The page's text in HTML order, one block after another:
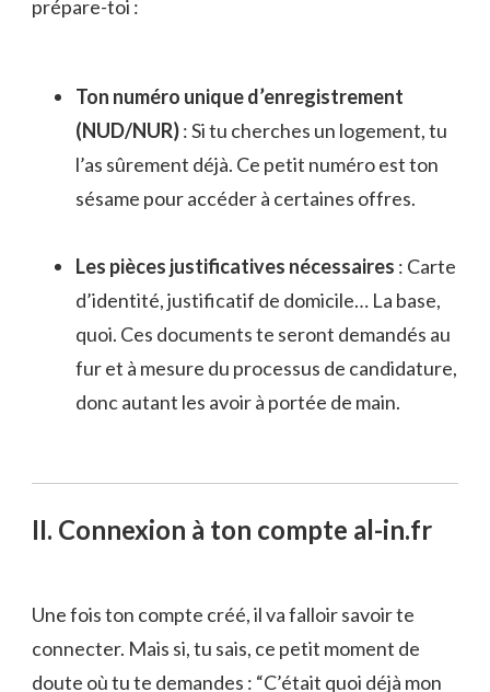
prépare-toi :
Ton numéro unique d’enregistrement
(NUD/NUR): Si tu cherches un logement, tu
l’as sûrement déjà. Ce petit numéro est ton
sésame pour accéder à certaines offres.
Les pièces justificatives nécessaires : Carte
d’identité, justificatif de domicile… La base,
quoi. Ces documents te seront demandés au
fur et à mesure du processus de candidature,
donc autant les avoir à portée de main.
II. Connexion à ton compte al-in.fr
Une fois ton compte créé, il va falloir savoir te
connecter. Mais si, tu sais, ce petit moment de
doute où tu te demandes : “C’était quoi déjà mon